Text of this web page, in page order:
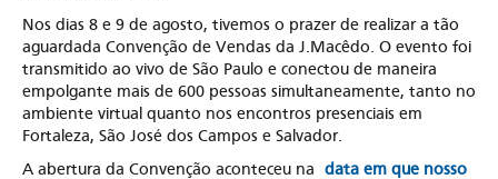
Nos dias 8 e 9 de agosto, tivemos o prazer de realizar a tão
aguardada Convenção de Vendas da J.Macêdo. O evento foi
transmitido ao vivo de São Paulo e conectou de maneira
empolgante mais de 600 pessoas simultaneamente, tanto no
ambiente virtual quanto nos encontros presenciais em
Fortaleza, São José dos Campos e Salvador.
A abertura da Convenção aconteceu na data em que nosso